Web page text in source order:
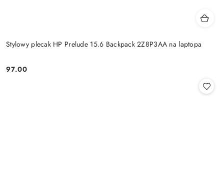
Stylowy plecak HP Prelude 15.6 Backpack 2Z8P3AA na laptopa
Cena:
97.00